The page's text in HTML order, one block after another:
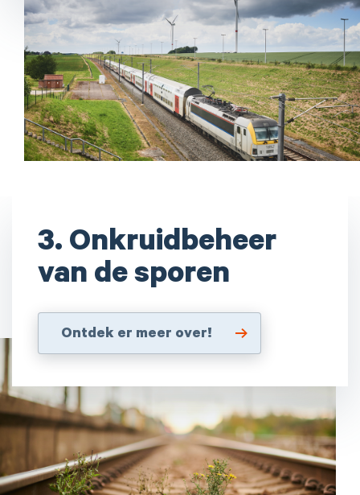
3. Onkruidbeheer
van de sporen
Ontdek er meer over!